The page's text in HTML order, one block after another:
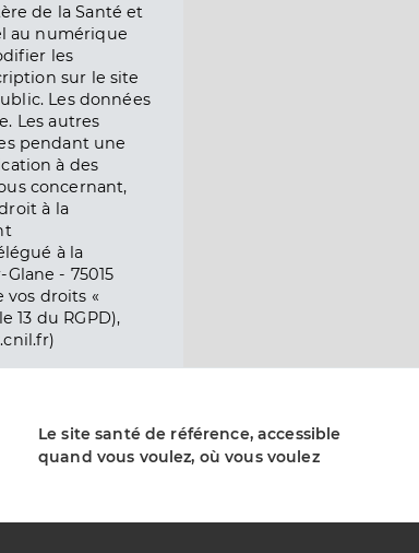
de la Santé et
au numérique
les
sur le site
Les données
Les autres
pendant une
à des
concernant,
à la
à la
- 75015
vos droits «
13 du RGPD),
Le site santé de référence, accessible
quand vous voulez, où vous voulez